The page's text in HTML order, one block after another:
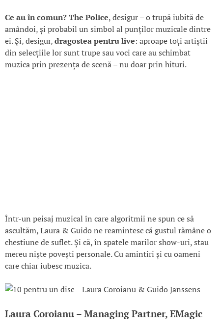
Ce au în comun?The Police, desigur – o trupă iubită de
amândoi, și probabil un simbol al punților muzicale dintre
ei. Și, desigur,dragostea pentru live: aproape toți artiștii
din selecțiile lor sunt trupe sau voci care au schimbat
muzica prin prezența de scenă – nu doar prin hituri.
Într-un peisaj muzical în care algoritmii ne spun ce să
ascultăm, Laura & Guido ne reamintesc că gustul rămâne o
chestiune de suflet. Și că, în spatele marilor show-uri, stau
mereu niște povești personale. Cu amintiri și cu oameni
care chiar iubesc muzica.
Laura Coroianu – Managing Partner, EMagic